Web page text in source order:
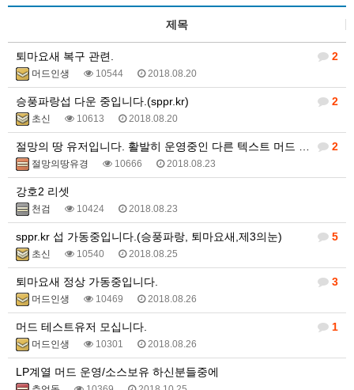
제목
2
퇴마요새 복구 관련.
머드인생 10544 2018.08.20
2
승풍파랑섭 다운 중입니다.(sppr.kr)
초신 10613 2018.08.20
2
절망의 땅 유저입니다. 활발히 운영중인 다른 텍스트 머드 게임 있나요?
절망의땅유경 10666 2018.08.23
강호2 리셋
천검 10424 2018.08.23
5
sppr.kr 섭 가동중입니다.(승풍파랑, 퇴마요새,제3의눈)
초신 10540 2018.08.25
3
퇴마요새 정상 가동중입니다.
머드인생 10469 2018.08.26
1
머드 테스트유저 모십니다.
머드인생 10301 2018.08.26
LP계열 머드 운영/소스보유 하신분들중에